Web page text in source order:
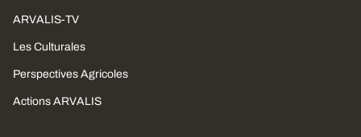
ARVALIS-TV
Les Culturales
Perspectives Agricoles
Actions ARVALIS